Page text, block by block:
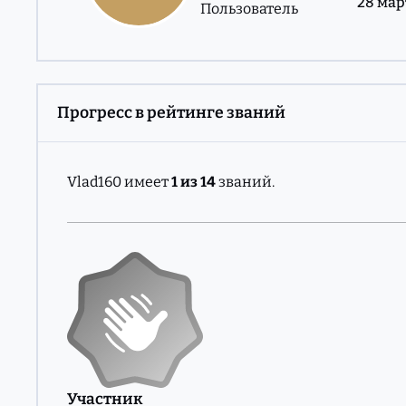
Пользователь
Прогресс в рейтинге званий
Vlad160 имеет1 из 14званий.
Участник